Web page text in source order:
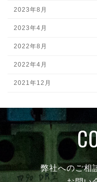
2023年8月
2023年4月
2022年8月
2022年4月
2021年12月
弊社へのご相